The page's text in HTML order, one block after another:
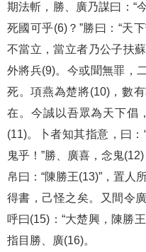
期法斬，勝、廣乃謀曰：“
死國可乎(6)？”勝曰：“天
不當立，當立者乃公子扶
外將兵(9)。今或聞無罪，
死。項燕為楚將(10)，數
在。今誠以吾眾為天下倡
(11)。卜者知其指意，曰
鬼乎！”勝、廣喜，念鬼
帛曰：“陳勝王(13)”，置人
得書，己怪之矣。又間令
呼曰(15)：“大楚興，陳勝
指目勝、廣(16)。